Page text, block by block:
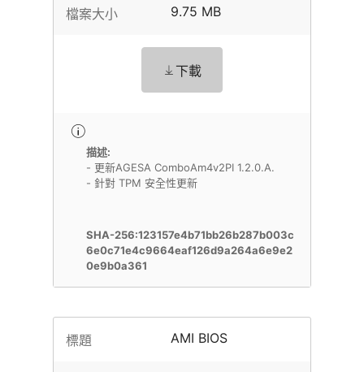
檔案大小 9.75 MB
下載
描述:
- 更新AGESA ComboAm4v2PI 1.2.0.A.
- 針對 TPM 安全性更新
SHA-256:123157e4b71bb26b287b003c
6e0c71e4c9664eaf126d9a264a6e9e2
0e9b0a361
標題 AMI BIOS